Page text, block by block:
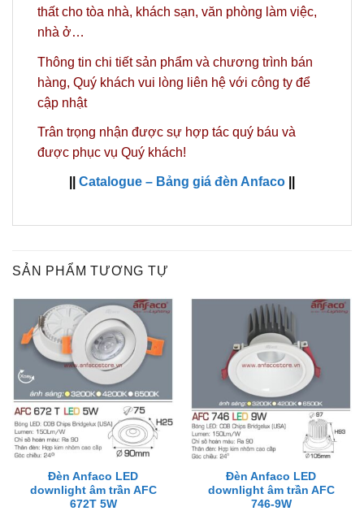
thất cho tòa nhà, khách sạn, văn phòng làm việc,
nhà ở…
Thông tin chi tiết sản phẩm và chương trình bán
hàng, Quý khách vui lòng liên hệ với công ty để
cập nhật
Trân trọng nhận được sự hợp tác quý báu và
được phục vụ Quý khách!
Catalogue – Bảng giá đèn Anfaco
SẢN PHẨM TƯƠNG TỰ
Đèn Anfaco LED
downlight âm trần AFC
672T 5W
Đèn Anfaco LED
downlight âm trần AFC
746-9W